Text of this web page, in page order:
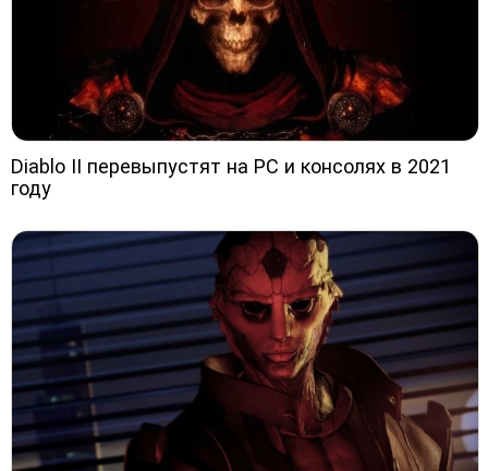
Diablo II перевыпустят на PC и консолях в 2021
году